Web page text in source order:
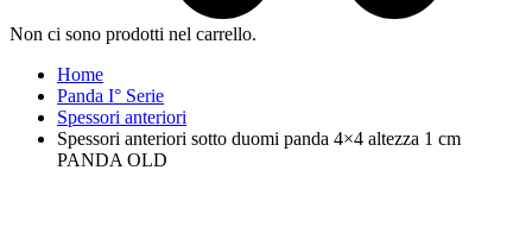
Non ci sono prodotti nel carrello.
Home
Panda I° Serie
Spessori anteriori
Spessori anteriori sotto duomi panda 4×4 altezza 1 cm
PANDA OLD